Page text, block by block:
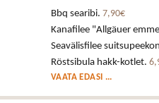
Bbq searibi. 7,90€
Kanafilee "Allgäuer
Seavälisfilee
Röstsibula hakk-kotlet.
VAATA EDASI ...